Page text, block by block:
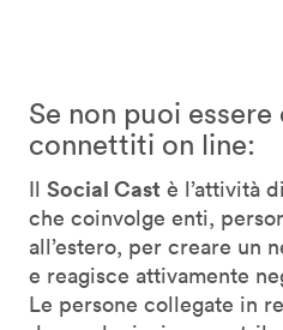
Se non puoi essere
connettiti on line:
Il Social Cast è l’attività
che coinvolge enti,
all’estero, per creare un
e reagisce attivamente
Le persone collegate in